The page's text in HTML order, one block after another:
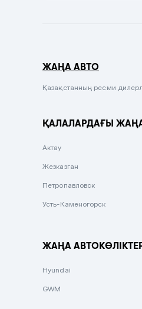
Сиреневый металлик
Вишневый
ЖАҢА АВТО
Қазақстанның ресми
ҚАЛАЛАРДАҒЫ
Актау
Жезказган
Петропавловск
Усть-Каменогорск
ЖАҢА
Hyundai
GWM